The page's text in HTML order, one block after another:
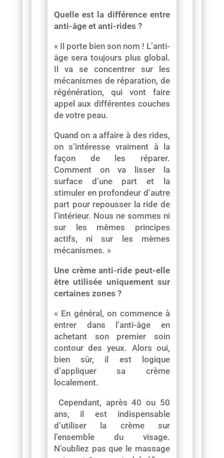
Quelle est la différence entre
anti-âge et anti-rides ?
« Il porte bien son nom ! L’anti-
âge sera toujours plus global.
Il va se concentrer sur les
mécanismes de réparation, de
régénération, qui vont faire
appel aux différentes couches
de votre peau.
Quand on a affaire à des rides,
on s’intéresse vraiment à la
façon de les réparer.
Comment on va lisser la
surface d’une part et la
stimuler en profondeur d’autre
part pour repousser la ride de
l’intérieur. Nous ne sommes ni
sur les mêmes principes
actifs, ni sur les mêmes
mécanismes. »
Une crème anti-ride peut-elle
être utilisée uniquement sur
certaines zones ?
« En général, on commence à
entrer dans l’anti-âge en
achetant son premier soin
contour des yeux. Alors oui,
bien sûr, il est logique
d’appliquer sa crème
localement.
Cependant, après 40 ou 50
ans, il est indispensable
d’utiliser la crème sur
l’ensemble du visage.
N’oubliez pas que le massage